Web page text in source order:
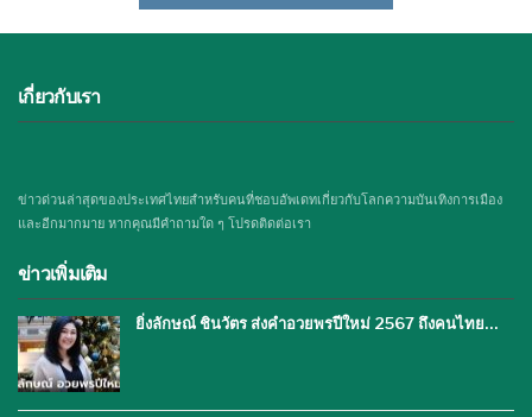
เกี่ยวกับเรา
ข่าวด่วนล่าสุดของประเทศไทยสำหรับคนที่ชอบอัพเดทเกี่ยวกับโลกความบันเทิงการเมือง
และอีกมากมาย หากคุณมีคำถามใด ๆ โปรดติดต่อเรา
ข่าวเพิ่มเติม
ยิ่งลักษณ์ ชินวัตร ส่งคำอวยพรปีใหม่ 2567 ถึงคนไทย…